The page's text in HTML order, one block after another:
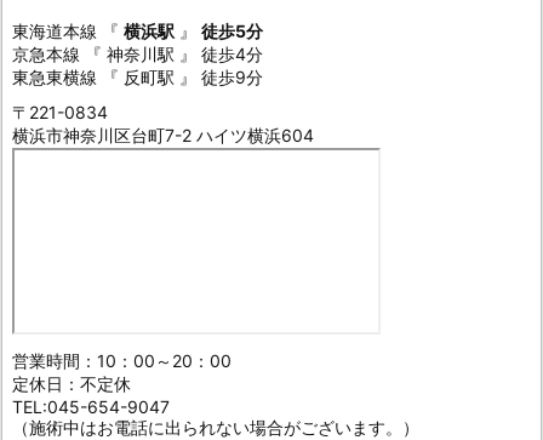
東海道本線 『 横浜駅 』 徒歩5分
京急本線 『 神奈川駅 』 徒歩4分
東急東横線 『 反町駅 』 徒歩9分
〒221-0834
横浜市神奈川区台町7-2 ハイツ横浜604
営業時間：10：00～20：00
定休日：不定休
TEL:045-654-9047
（施術中はお電話に出られない場合がございます。）